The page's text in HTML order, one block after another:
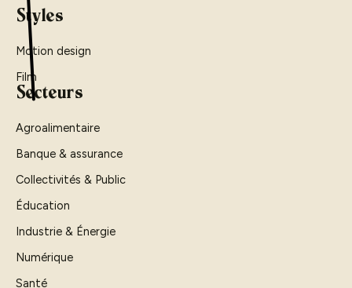
Styles
Motion design
Film
Secteurs
Agroalimentaire
Banque & assurance
Collectivités & Public
Éducation
Industrie & Énergie
Numérique
Santé